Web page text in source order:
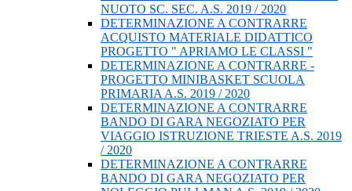
NUOTO SC. SEC. A.S. 2019 / 2020
DETERMINAZIONE A CONTRARRE
ACQUISTO MATERIALE DIDATTICO
PROGETTO " APRIAMO LE CLASSI "
DETERMINAZIONE A CONTRARRE -
PROGETTO MINIBASKET SCUOLA
PRIMARIA A.S. 2019 / 2020
DETERMINAZIONE A CONTRARRE
BANDO DI GARA NEGOZIATO PER
VIAGGIO ISTRUZIONE TRIESTE A.S. 2019
/ 2020
DETERMINAZIONE A CONTRARRE
BANDO DI GARA NEGOZIATO PER